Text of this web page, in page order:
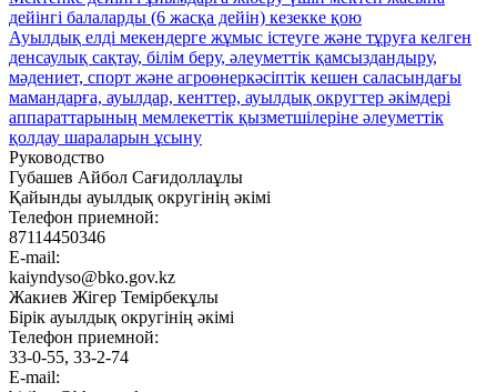
дейінгі балаларды (6 жасқа дейін) кезекке қою
Ауылдық елді мекендерге жұмыс істеуге және тұруға келген
денсаулық сақтау, білім беру, әлеуметтік қамсыздандыру,
мәдениет, спорт және агроөнеркәсіптік кешен саласындағы
мамандарға, ауылдар, кенттер, ауылдық округтер әкімдері
аппараттарының мемлекеттік қызметшілеріне әлеуметтік
қолдау шараларын ұсыну
Руководство
Губашев Айбол Сағидоллаұлы
Қайынды ауылдық округінің әкімі
Телефон приемной:
87114450346
E-mail:
kaiyndyso@bko.gov.kz
Жакиев Жігер Темірбекұлы
Бірік ауылдық округінің әкімі
Телефон приемной:
33-0-55, 33-2-74
E-mail: